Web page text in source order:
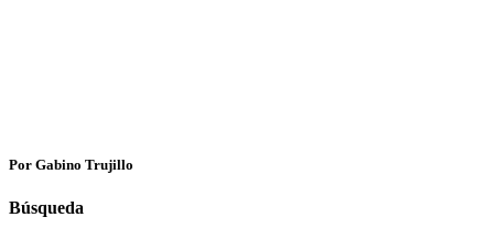
Por Gabino Trujillo
Búsqueda